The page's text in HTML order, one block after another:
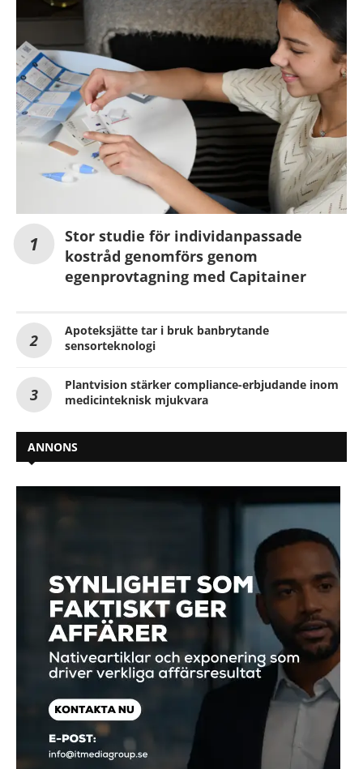
Stor studie för individanpassade
kostråd genomförs genom
egenprovtagning med Capitainer
Apoteksjätte tar i bruk banbrytande
sensorteknologi
Plantvision stärker compliance-erbjudande inom
medicinteknisk mjukvara
ANNONS